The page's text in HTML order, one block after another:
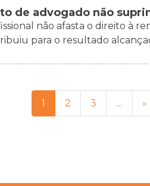
de advogado não
não afasta o direito à
para o resultado
1 2 3 … »